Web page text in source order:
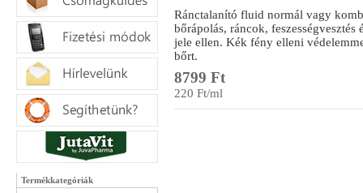
Termékkategóriák
Ránctalanító fluid normál vagy
bőrápolás, ráncok, feszességvesztés
jele ellen. Kék fény elleni
bőrt.
8799 Ft
220 Ft/ml